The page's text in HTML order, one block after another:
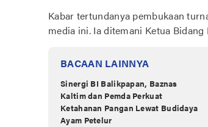
Kabar tertundanya pembukaan
media ini. Ia ditemani Ketua
BACAAN LAINNYA
Sinergi BI Balikpapan, Baznas
Kaltim dan Pemda Perkuat
Ketahanan Pangan Lewat Budidaya
Ayam Petelur